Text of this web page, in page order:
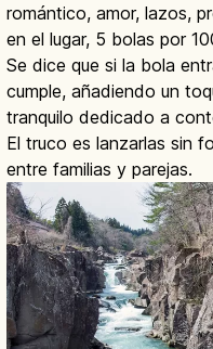
romántico, amor, lazos,
en el lugar, 5 bolas por
Se dice que si la bola
cumple, añadiendo un
tranquilo dedicado a
El truco es lanzarlas sin
entre familias y parejas.